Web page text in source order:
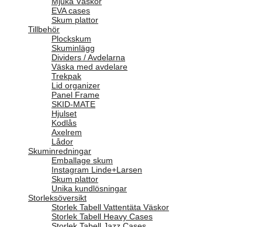
EVA cases
Skum plattor
Tillbehör
Plockskum
Skuminlägg
Dividers / Avdelarna
Väska med avdelare
Trekpak
Lid organizer
Panel Frame
SKID-MATE
Hjulset
Kodlås
Axelrem
Lådor
Skuminredningar
Emballage skum
Instagram Linde+Larsen
Skum plattor
Unika kundlösningar
Storleksöversikt
Storlek Tabell Vattentäta Väskor
Storlek Tabell Heavy Cases